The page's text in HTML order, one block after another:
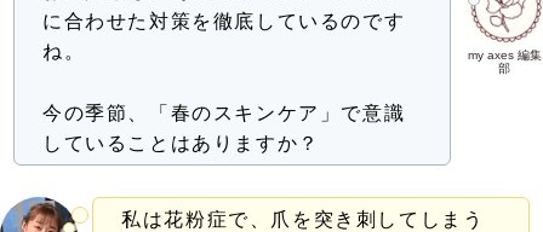
my axes 編集
部
に合わせた対策を徹底しているのです
ね。
今の季節、「春のスキンケア」で意識
していることはありますか？
私は花粉症で、爪を突き刺してしまう